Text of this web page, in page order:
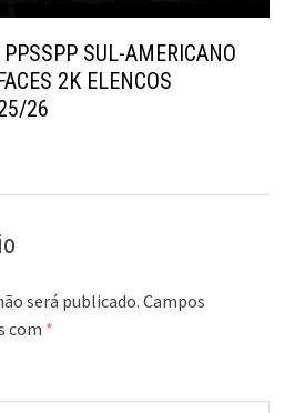
SUL-AMERICANO
2K ELENCOS
26
será publicado. Campos
com *